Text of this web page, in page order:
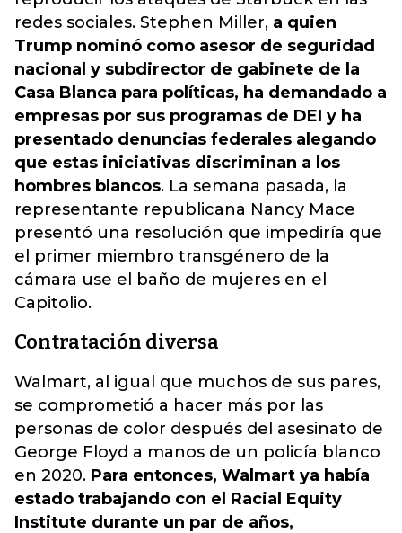
redes sociales. Stephen Miller, a quien
Trump nominó como asesor de seguridad
nacional y subdirector de gabinete de la
Casa Blanca para políticas, ha demandado a
empresas por sus programas de DEI y ha
presentado denuncias federales alegando
que estas iniciativas discriminan a los
hombres blancos. La semana pasada, la
representante republicana Nancy Mace
presentó una resolución que impediría que
el primer miembro transgénero de la
cámara use el baño de mujeres en el
Capitolio.
Contratación diversa
Walmart, al igual que muchos de sus pares,
se comprometió a hacer más por las
personas de color después del asesinato de
George Floyd a manos de un policía blanco
en 2020. Para entonces, Walmart ya había
estado trabajando con el Racial Equity
Institute durante un par de años,